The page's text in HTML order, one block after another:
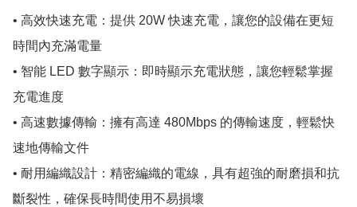
• 高效快速充電：提供 20W 快速充電，讓您的設備在更短
時間內充滿電量
• 智能 LED 數字顯示：即時顯示充電狀態，讓您輕鬆掌握
充電進度
• 高速數據傳輸：擁有高達 480Mbps 的傳輸速度，輕鬆快
速地傳輸文件
• 耐用編織設計：精密編織的電線，具有超強的耐磨損和抗
斷裂性，確保長時間使用不易損壞